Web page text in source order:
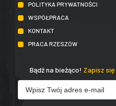
POLITYKA PRYWATNOŚCI
WSPÓŁPRACA
KONTAKT
PRACA RZESZÓW
Bądź na bieżąco! Zapisz